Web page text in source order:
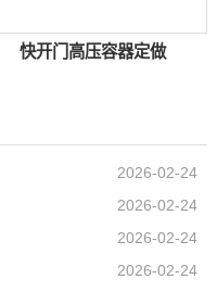
快开门高压容器定做
2026-02-24
2026-02-24
2026-02-24
2026-02-24